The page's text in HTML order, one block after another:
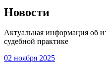
Новости
Актуальная информация об
судебной практике
02 ноября 2025